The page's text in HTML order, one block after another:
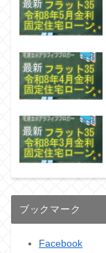
ブックマーク
Facebook